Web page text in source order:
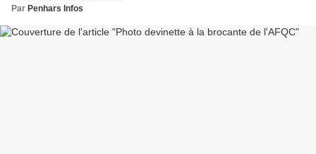
Par Penhars Infos